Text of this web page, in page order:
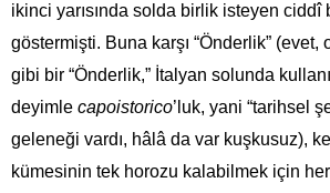
ikinci yarısında solda birlik isteyen ciddî
göstermişti. Buna karşı “Önderlik” (evet,
gibi bir “Önderlik,” İtalyan solunda
deyimle capoistorico’luk, yani “tarihsel
geleneği vardı, hâlâ da var kuşkusuz),
kümesinin tek horozu kalabilmek için